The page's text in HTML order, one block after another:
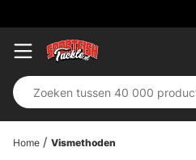
Home Vismethoden